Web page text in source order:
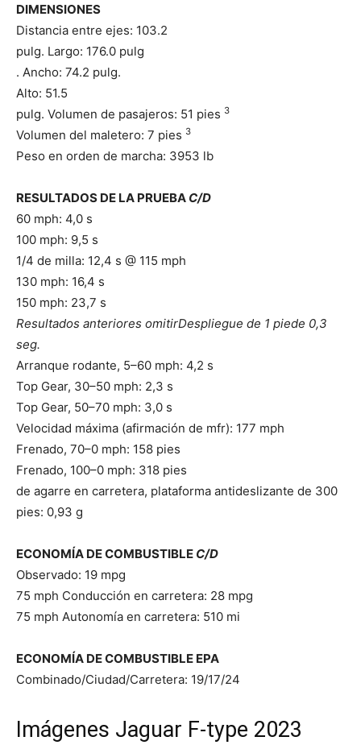
DIMENSIONES
Distancia entre ejes: 103.2
pulg. Largo: 176.0 pulg
. Ancho: 74.2 pulg.
Alto: 51.5
pulg. Volumen de pasajeros: 51 pies 3
Volumen del maletero: 7 pies 3
Peso en orden de marcha: 3953 lb
RESULTADOS DE LA PRUEBA C/D
60 mph: 4,0 s
100 mph: 9,5 s
1/4 de milla: 12,4 s @ 115 mph
130 mph: 16,4 s
150 mph: 23,7 s
Resultados anteriores omitirDespliegue de 1 piede 0,3
seg.
Arranque rodante, 5–60 mph: 4,2 s
Top Gear, 30–50 mph: 2,3 s
Top Gear, 50–70 mph: 3,0 s
Velocidad máxima (afirmación de mfr): 177 mph
Frenado, 70–0 mph: 158 pies
Frenado, 100–0 mph: 318 pies
de agarre en carretera, plataforma antideslizante de 300
pies: 0,93 g
ECONOMÍA DE COMBUSTIBLE C/D
Observado: 19 mpg
75 mph Conducción en carretera: 28 mpg
75 mph Autonomía en carretera: 510 mi
ECONOMÍA DE COMBUSTIBLE EPA
Combinado/Ciudad/Carretera: 19/17/24
Imágenes Jaguar F-type 2023